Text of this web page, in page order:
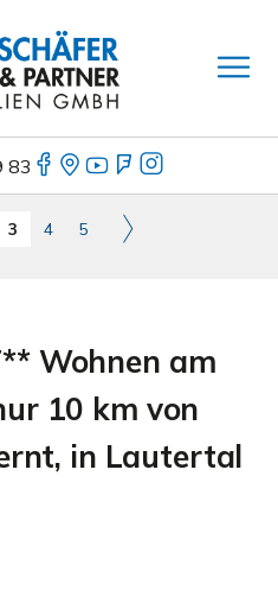
83
3 4 5
Wohnen am
10 km von
in Lautertal